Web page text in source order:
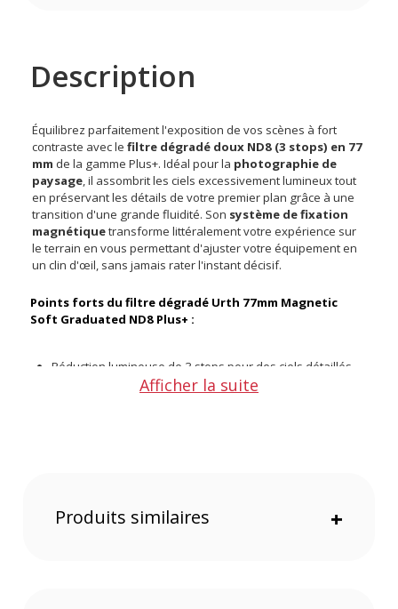
Description
Équilibrez parfaitement l'exposition de vos scènes à fort
contraste avec lefiltre dégradé doux ND8 (3 stops) en 77
mm de la gamme Plus+. Idéal pour la photographie de
paysage, il assombrit les ciels excessivement lumineux tout
en préservant les détails de votre premier plan grâce à une
transition d'une grande fluidité. Son système de fixation
magnétiquetransforme littéralement votre expérience sur
le terrain en vous permettant d'ajuster votre équipement en
un clin d'œil, sans jamais rater l'instant décisif.
Points forts du filtre dégradé Urth 77mm Magnetic
Soft Graduated ND8 Plus+ :
Réduction lumineuse de 3 stops pour des ciels détaillés
Transition fluide sublimant vos photographies de
couleurs
Afficher la suite
Produits similaires +